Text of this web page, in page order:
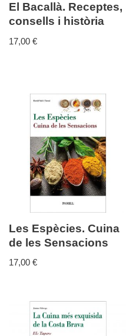
El Bacallà. Receptes,
consells i història
17,00 €
Les Espècies. Cuina
de les Sensacions
17,00 €